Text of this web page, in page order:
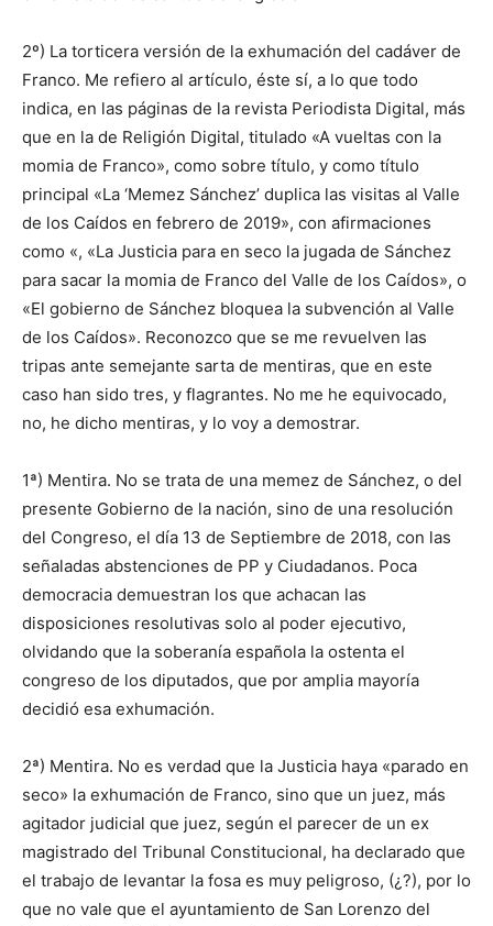
2º) La torticera versión de la exhumación del cadáver de
Franco. Me refiero al artículo, éste sí, a lo que todo
indica, en las páginas de la revista Periodista Digital, más
que en la de Religión Digital, titulado «A vueltas con la
momia de Franco», como sobre título, y como título
principal «La ‘Memez Sánchez’ duplica las visitas al Valle
de los Caídos en febrero de 2019», con afirmaciones
como «, «La Justicia para en seco la jugada de Sánchez
para sacar la momia de Franco del Valle de los Caídos», o
«El gobierno de Sánchez bloquea la subvención al Valle
de los Caídos». Reconozco que se me revuelven las
tripas ante semejante sarta de mentiras, que en este
caso han sido tres, y flagrantes. No me he equivocado,
no, he dicho mentiras, y lo voy a demostrar.
1ª) Mentira. No se trata de una memez de Sánchez, o del
presente Gobierno de la nación, sino de una resolución
del Congreso, el día 13 de Septiembre de 2018, con las
señaladas abstenciones de PP y Ciudadanos. Poca
democracia demuestran los que achacan las
disposiciones resolutivas solo al poder ejecutivo,
olvidando que la soberanía española la ostenta el
congreso de los diputados, que por amplia mayoría
decidió esa exhumación.
2ª) Mentira. No es verdad que la Justicia haya «parado en
seco» la exhumación de Franco, sino que un juez, más
agitador judicial que juez, según el parecer de un ex
magistrado del Tribunal Constitucional, ha declarado que
el trabajo de levantar la fosa es muy peligroso, (¿?), por lo
que no vale que el ayuntamiento de San Lorenzo del